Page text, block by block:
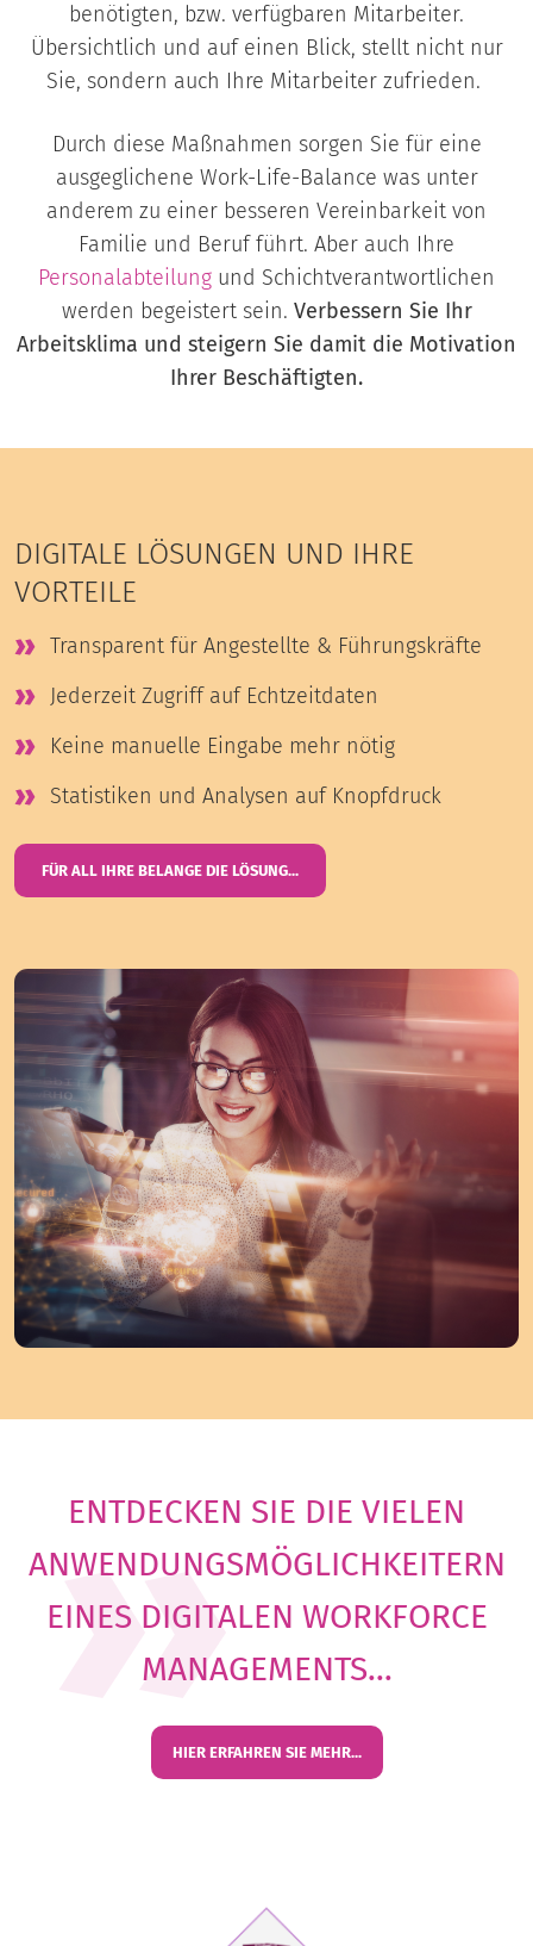
benötigten, bzw. verfügbaren Mitarbeiter.
Übersichtlich und auf einen Blick, stellt nicht nur
Sie, sondern auch Ihre Mitarbeiter zufrieden.
Durch diese Maßnahmen sorgen Sie für eine
ausgeglichene Work-Life-Balance was unter
anderem zu einer besseren Vereinbarkeit von
Familie und Beruf führt. Aber auch Ihre
Personalabteilung und Schichtverantwortlichen
werden begeistert sein. Verbessern Sie Ihr
Arbeitsklima und steigern Sie damit die Motivation
Ihrer Beschäftigten.
DIGITALE LÖSUNGEN UND IHRE
VORTEILE
Transparent für Angestellte & Führungskräfte
Jederzeit Zugriff auf Echtzeitdaten
Keine manuelle Eingabe mehr nötig
Statistiken und Analysen auf Knopfdruck
FÜR ALL IHRE BELANGE DIE LÖSUNG...
ENTDECKEN SIE DIE VIELEN
ANWENDUNGSMÖGLICHKEITERN
EINES DIGITALEN WORKFORCE
MANAGEMENTS...
HIER ERFAHREN SIE MEHR...